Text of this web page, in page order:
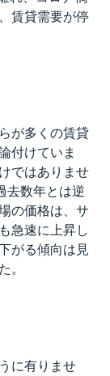
賃貸需要が停
が多くの賃貸
付けていま
ではありませ
数年とは逆
の価格は、サ
急速に上昇し
がる傾向は見
た。
に有りませ